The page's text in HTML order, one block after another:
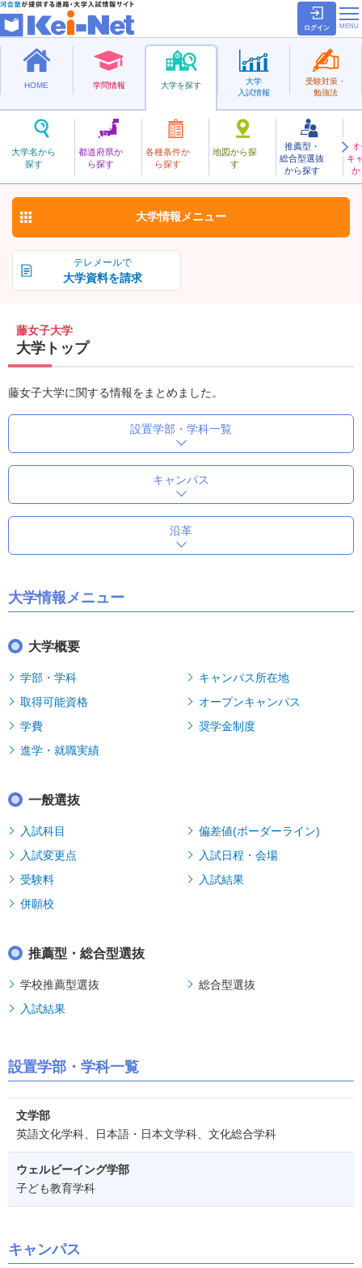
ログイン
HOME 学問情報 大学を探す
大学名から
探す
都道府県か
ら探す
各種条件か
ら探す
地図から探
す
推薦型・
総合型選抜
から探す
キ
か
大学
入試情報
受験対策・
勉強法
私立
ふじじょし
藤女子大学 お気に入り
テレメールで
大学資料を請求
大学情報 メニュー
藤女子大学
大学トップ
藤女子大学に関する情報をまとめました。
設置学部・学科一覧
キャンパス
沿革
大学情報メニュー
大学概要
学部・学科
キャンパス所在地
取得可能資格
オープンキャンパス
学費
奨学金制度
進学・就職実績
一般選抜
入試科目
偏差値(ボーダーライン)
入試変更点
入試日程・会場
受験料
入試結果
併願校
推薦型・総合型選抜
学校推薦型選抜
総合型選抜
入試結果
設置学部・学科一覧
文学部
英語文化学科、日本語・日本文学科、文化総合学科
ウェルビーイング学部
子ども教育学科
キャンパス